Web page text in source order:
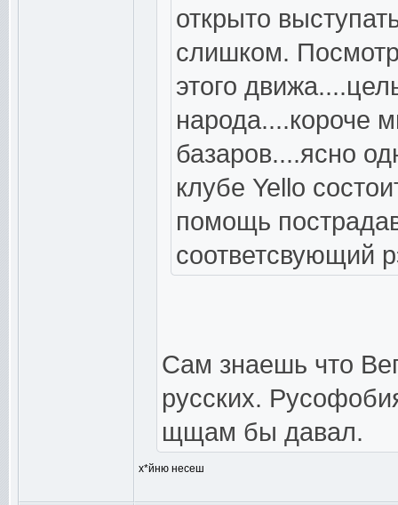
открыто
слишком.
этого
народа....короче
базаров....ясно
клубе Yello
помощь
соответсвующий
Сам знаешь что
русских.
щщам бы давал.
х*йню несеш